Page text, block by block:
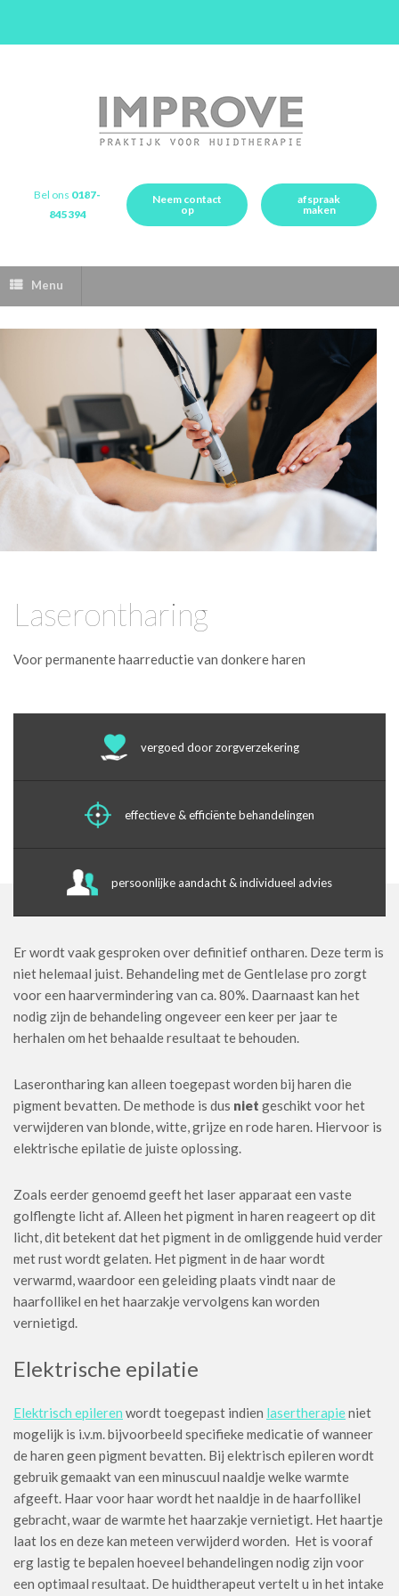
Bel ons 0187-
845394
Neem contact
op
afspraak
maken
Menu
Laserontharing
Voor permanente haarreductie van donkere haren
vergoed door zorgverzekering
effectieve & efficiënte behandelingen
persoonlijke aandacht & individueel advies
Er wordt vaak gesproken over definitief ontharen. Deze term is
niet helemaal juist. Behandeling met de Gentlelase pro zorgt
voor een haarvermindering van ca. 80%. Daarnaast kan het
nodig zijn de behandeling ongeveer een keer per jaar te
herhalen om het behaalde resultaat te behouden.
Laserontharing kan alleen toegepast worden bij haren die
pigment bevatten. De methode is dus niet geschikt voor het
verwijderen van blonde, witte, grijze en rode haren. Hiervoor is
elektrische epilatie de juiste oplossing.
Zoals eerder genoemd geeft het laser apparaat een vaste
golflengte licht af. Alleen het pigment in haren reageert op dit
licht, dit betekent dat het pigment in de omliggende huid verder
met rust wordt gelaten. Het pigment in de haar wordt
verwarmd, waardoor een geleiding plaats vindt naar de
haarfollikel en het haarzakje vervolgens kan worden
vernietigd.
Elektrische epilatie
Elektrisch epileren wordt toegepast indien lasertherapieniet
mogelijk is i.v.m. bijvoorbeeld specifieke medicatie of wanneer
de haren geen pigment bevatten. Bij elektrisch epileren wordt
gebruik gemaakt van een minuscuul naaldje welke warmte
afgeeft. Haar voor haar wordt het naaldje in de haarfollikel
gebracht, waar de warmte het haarzakje vernietigt. Het haartje
laat los en deze kan meteen verwijderd worden. Het is vooraf
erg lastig te bepalen hoeveel behandelingen nodig zijn voor
een optimaal resultaat. De huidtherapeut vertelt u in het intake